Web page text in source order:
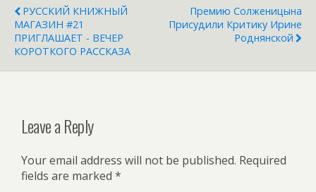
РУССКИЙ КНИЖНЫЙ
МАГАЗИН #21
ПРИГЛАШАЕТ - ВЕЧЕР
КОРОТКОГО РАССКАЗА
Премию Солженицына
Присудили Критику Ирине
Роднянской
Leave a Reply
Your email address will not be published. Required
fields are marked *